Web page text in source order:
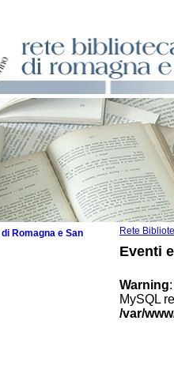
Rete
Eventi
Warning
MySQL
/var/
Romagna e San